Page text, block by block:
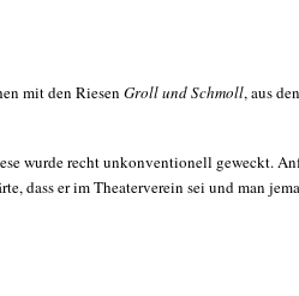
mit den Riesen Groll und Schmoll, aus
wurde recht unkonventionell geweckt.
dass er im Theaterverein sei und man